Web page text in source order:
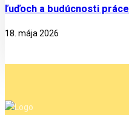
ľuďoch a budúcnosti práce
18. mája 2026